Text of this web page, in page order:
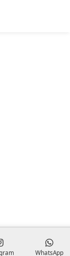
and Soul
WhatsApp